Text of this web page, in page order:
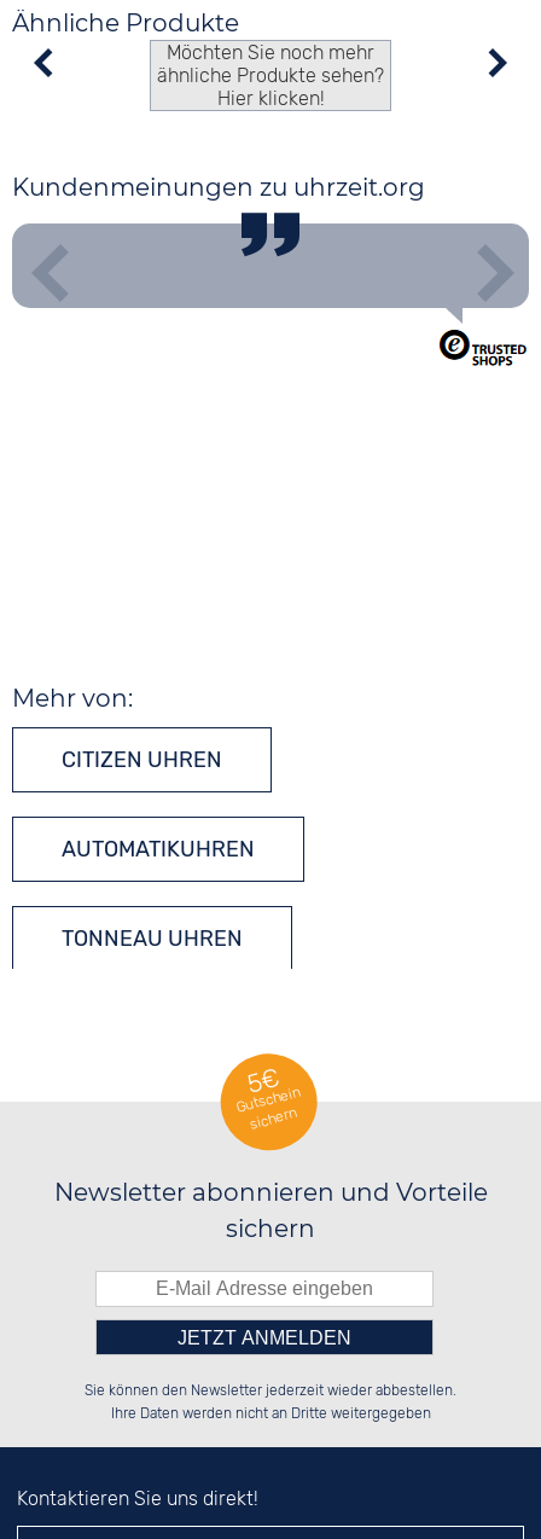
Ähnliche Produkte
Möchten Sie noch mehr
ähnliche Produkte sehen?
Hier klicken!
Kundenmeinungen zu uhrzeit.org
Mehr von:
CITIZEN UHREN
AUTOMATIKUHREN
TONNEAU UHREN
5€
Gutschein
sichern
Newsletter abonnieren und Vorteile
sichern
░░░░██░░██░░██░░██░░██░░██░░██░░
░░████░░██████░░██████░░██████░░
██░░░░░░░░░░██░░░░░░██░░░░░░██░░
Bitte tragen Sie die Zahl in
das nebenstehende Feld ein.
Sie können den Newsletter jederzeit wieder abbestellen.
Ihre Daten werden nicht an Dritte weitergegeben
Kontaktieren Sie uns direkt!